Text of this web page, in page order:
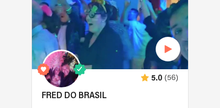
Jay's
et
de
musiciens
service
de
votre
5.0 (56)
FRED DO BRASIL